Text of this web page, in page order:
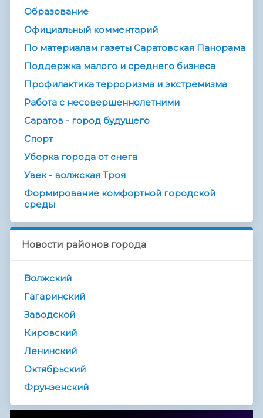
Образование
Официальный комментарий
По материалам газеты Саратовская Панорама
Поддержка малого и среднего бизнеса
Профилактика терроризма и экстремизма
Работа с несовершеннолетними
Саратов - город будущего
Спорт
Уборка города от снега
Увек - волжская Троя
Формирование комфортной городской
среды
Новости районов города
Волжский
Гагаринский
Заводской
Кировский
Ленинский
Октябрьский
Фрунзенский